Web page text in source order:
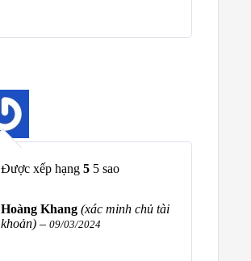
Được xếp hạng 5 5 sao
Hoàng Khang (xác minh chủ tài
khoản) – 09/03/2024